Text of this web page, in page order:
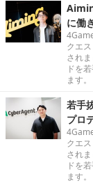
に働
クエ
され
ドを
ます。
若手
プロ
クエ
され
ドを
ます。